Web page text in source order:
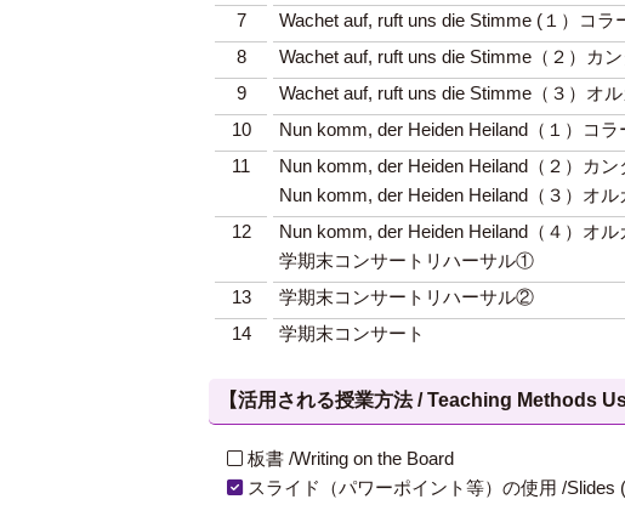
7
Wachet auf, ruft uns die Stimme (１）コラ
8
Wachet auf, ruft uns die Stimme（２）カ
9
Wachet auf, ruft uns die Stimme（３）オ
10
Nun komm, der Heiden Heiland（１）コラ
11
Nun komm, der Heiden Heiland（２）カ
Nun komm, der Heiden Heiland（３）オ
12
Nun komm, der Heiden Heiland（４）オ
学期末コンサートリハーサル①
13
学期末コンサートリハーサル②
14
学期末コンサート
【活用される授業方法 / Teaching Methods
板書 /Writing on the Board
スライド（パワーポイント等）の使用 /Slides